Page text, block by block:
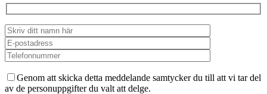
Genom att skicka detta meddelande samtycker du till att vi tar del
av de personuppgifter du valt att delge.